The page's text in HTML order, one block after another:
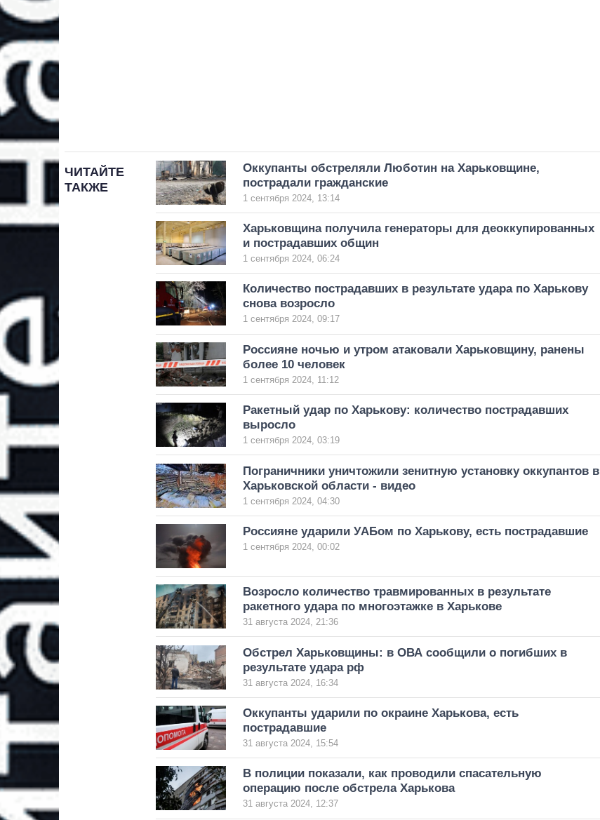
ЧИТАЙТЕ
ТАКЖЕ
Оккупанты обстреляли Люботин на Харьковщине,
пострадали гражданские
1 сентября 2024, 13:14
Харьковщина получила генераторы для деоккупированных
и пострадавших общин
1 сентября 2024, 06:24
Количество пострадавших в результате удара по Харькову
снова возросло
1 сентября 2024, 09:17
Россияне ночью и утром атаковали Харьковщину, ранены
более 10 человек
1 сентября 2024, 11:12
Ракетный удар по Харькову: количество пострадавших
выросло
1 сентября 2024, 03:19
Пограничники уничтожили зенитную установку оккупантов в
Харьковской области - видео
1 сентября 2024, 04:30
Россияне ударили УАБом по Харькову, есть пострадавшие
1 сентября 2024, 00:02
Возросло количество травмированных в результате
ракетного удара по многоэтажке в Харькове
31 августа 2024, 21:36
Обстрел Харьковщины: в ОВА сообщили о погибших в
результате удара рф
31 августа 2024, 16:34
Оккупанты ударили по окраине Харькова, есть
пострадавшие
31 августа 2024, 15:54
В полиции показали, как проводили спасательную
операцию после обстрела Харькова
31 августа 2024, 12:37